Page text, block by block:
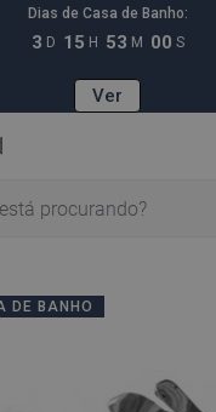
Dias de Casa de Banho:
3 D 15 H 52 M 59 S
Ver
DE BANHO